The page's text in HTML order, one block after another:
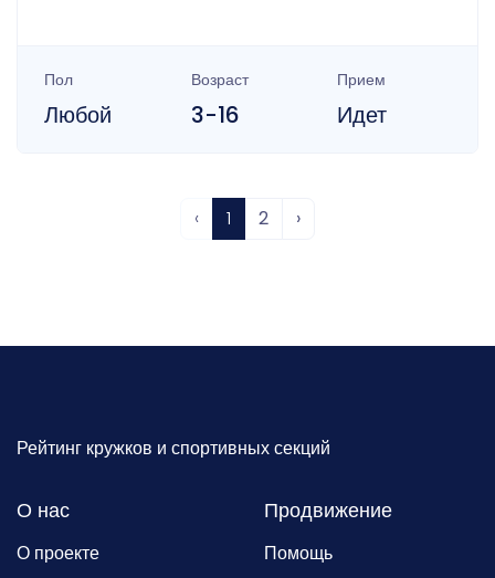
Пол
Любой
Возраст
3-16
Прием
Идет
‹ 1 2 ›
Рейтинг кружков и спортивных секций
О нас
О проекте
Продвижение
Помощь